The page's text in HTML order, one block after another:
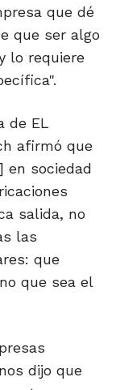
que dé
que ser algo
lo requiere
de EL
afirmó que
en sociedad
salida, no
las
que
que sea el
dijo que